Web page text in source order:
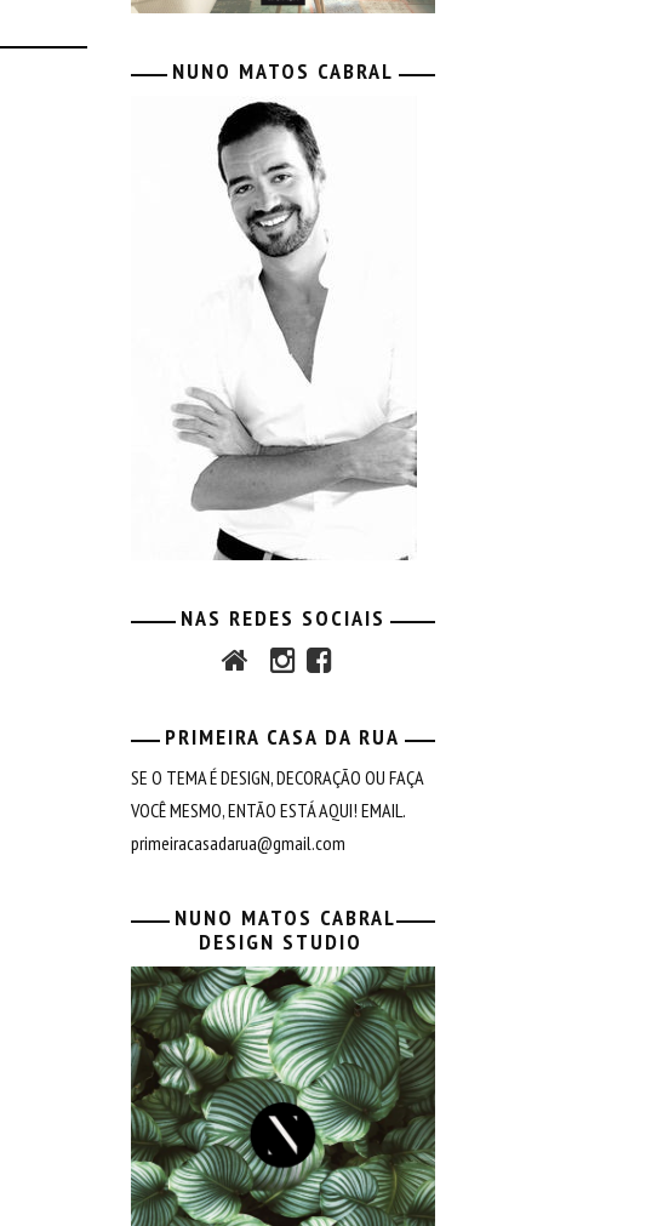
NUNO MATOS CABRAL
NAS REDES SOCIAIS
PRIMEIRA CASA DA RUA
SE O TEMA É DESIGN, DECORAÇÃO OU FAÇA
VOCÊ MESMO, ENTÃO ESTÁ AQUI! EMAIL.
primeiracasadarua@gmail.com
NUNO MATOS CABRAL
DESIGN STUDIO